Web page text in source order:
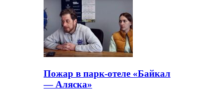
Пожар в парк-отеле «Байкал
— Аляска»